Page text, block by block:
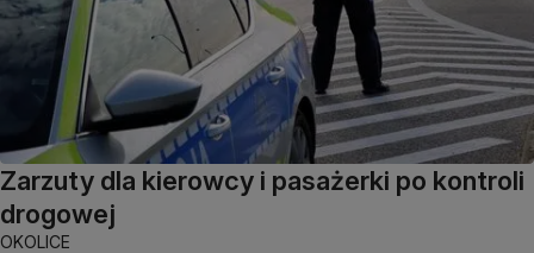
Zarzuty dla kierowcy i pasażerki po kontroli
drogowej
OKOLICE